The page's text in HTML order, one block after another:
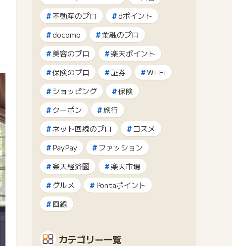
不動産のプロ
dポイント
docomo
金融のプロ
美容のプロ
楽天ポイント
保険のプロ
証券
Wi-Fi
ショッピング
保険
クーポン
旅行
ネット回線のプロ
コスメ
PayPay
ファッション
楽天経済圏
楽天市場
グルメ
Pontaポイント
回線
カテゴリー一覧